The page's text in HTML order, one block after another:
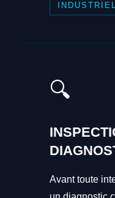
INDUSTRIEL
🔍
Avant toute